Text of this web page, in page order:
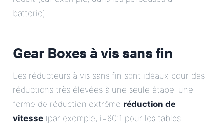
batterie).
Gear Boxes à vis sans fin
Les réducteurs à vis sans fin sont idéaux pour des
réductions très élevées à une seule étape, une
forme de réduction extrême réduction de
vitesse (par exemple, i=60:1 pour les tables